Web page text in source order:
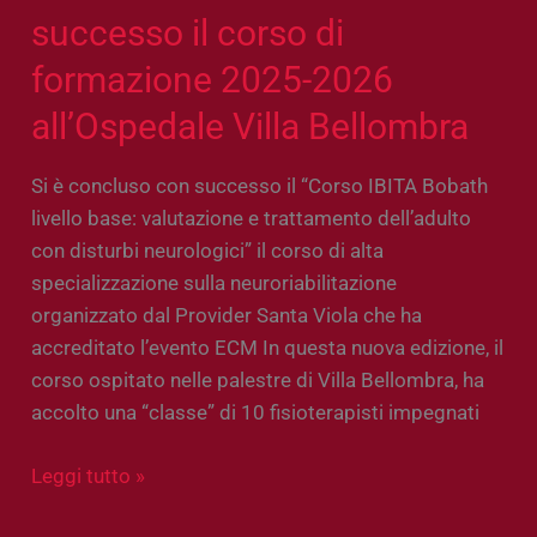
successo il corso di
formazione 2025-2026
all’Ospedale Villa Bellombra
Si è concluso con successo il “Corso IBITA Bobath
livello base: valutazione e trattamento dell’adulto
con disturbi neurologici” il corso di alta
specializzazione sulla neuroriabilitazione
organizzato dal Provider Santa Viola che ha
accreditato l’evento ECM In questa nuova edizione, il
corso ospitato nelle palestre di Villa Bellombra, ha
accolto una “classe” di 10 fisioterapisti impegnati
Leggi tutto »